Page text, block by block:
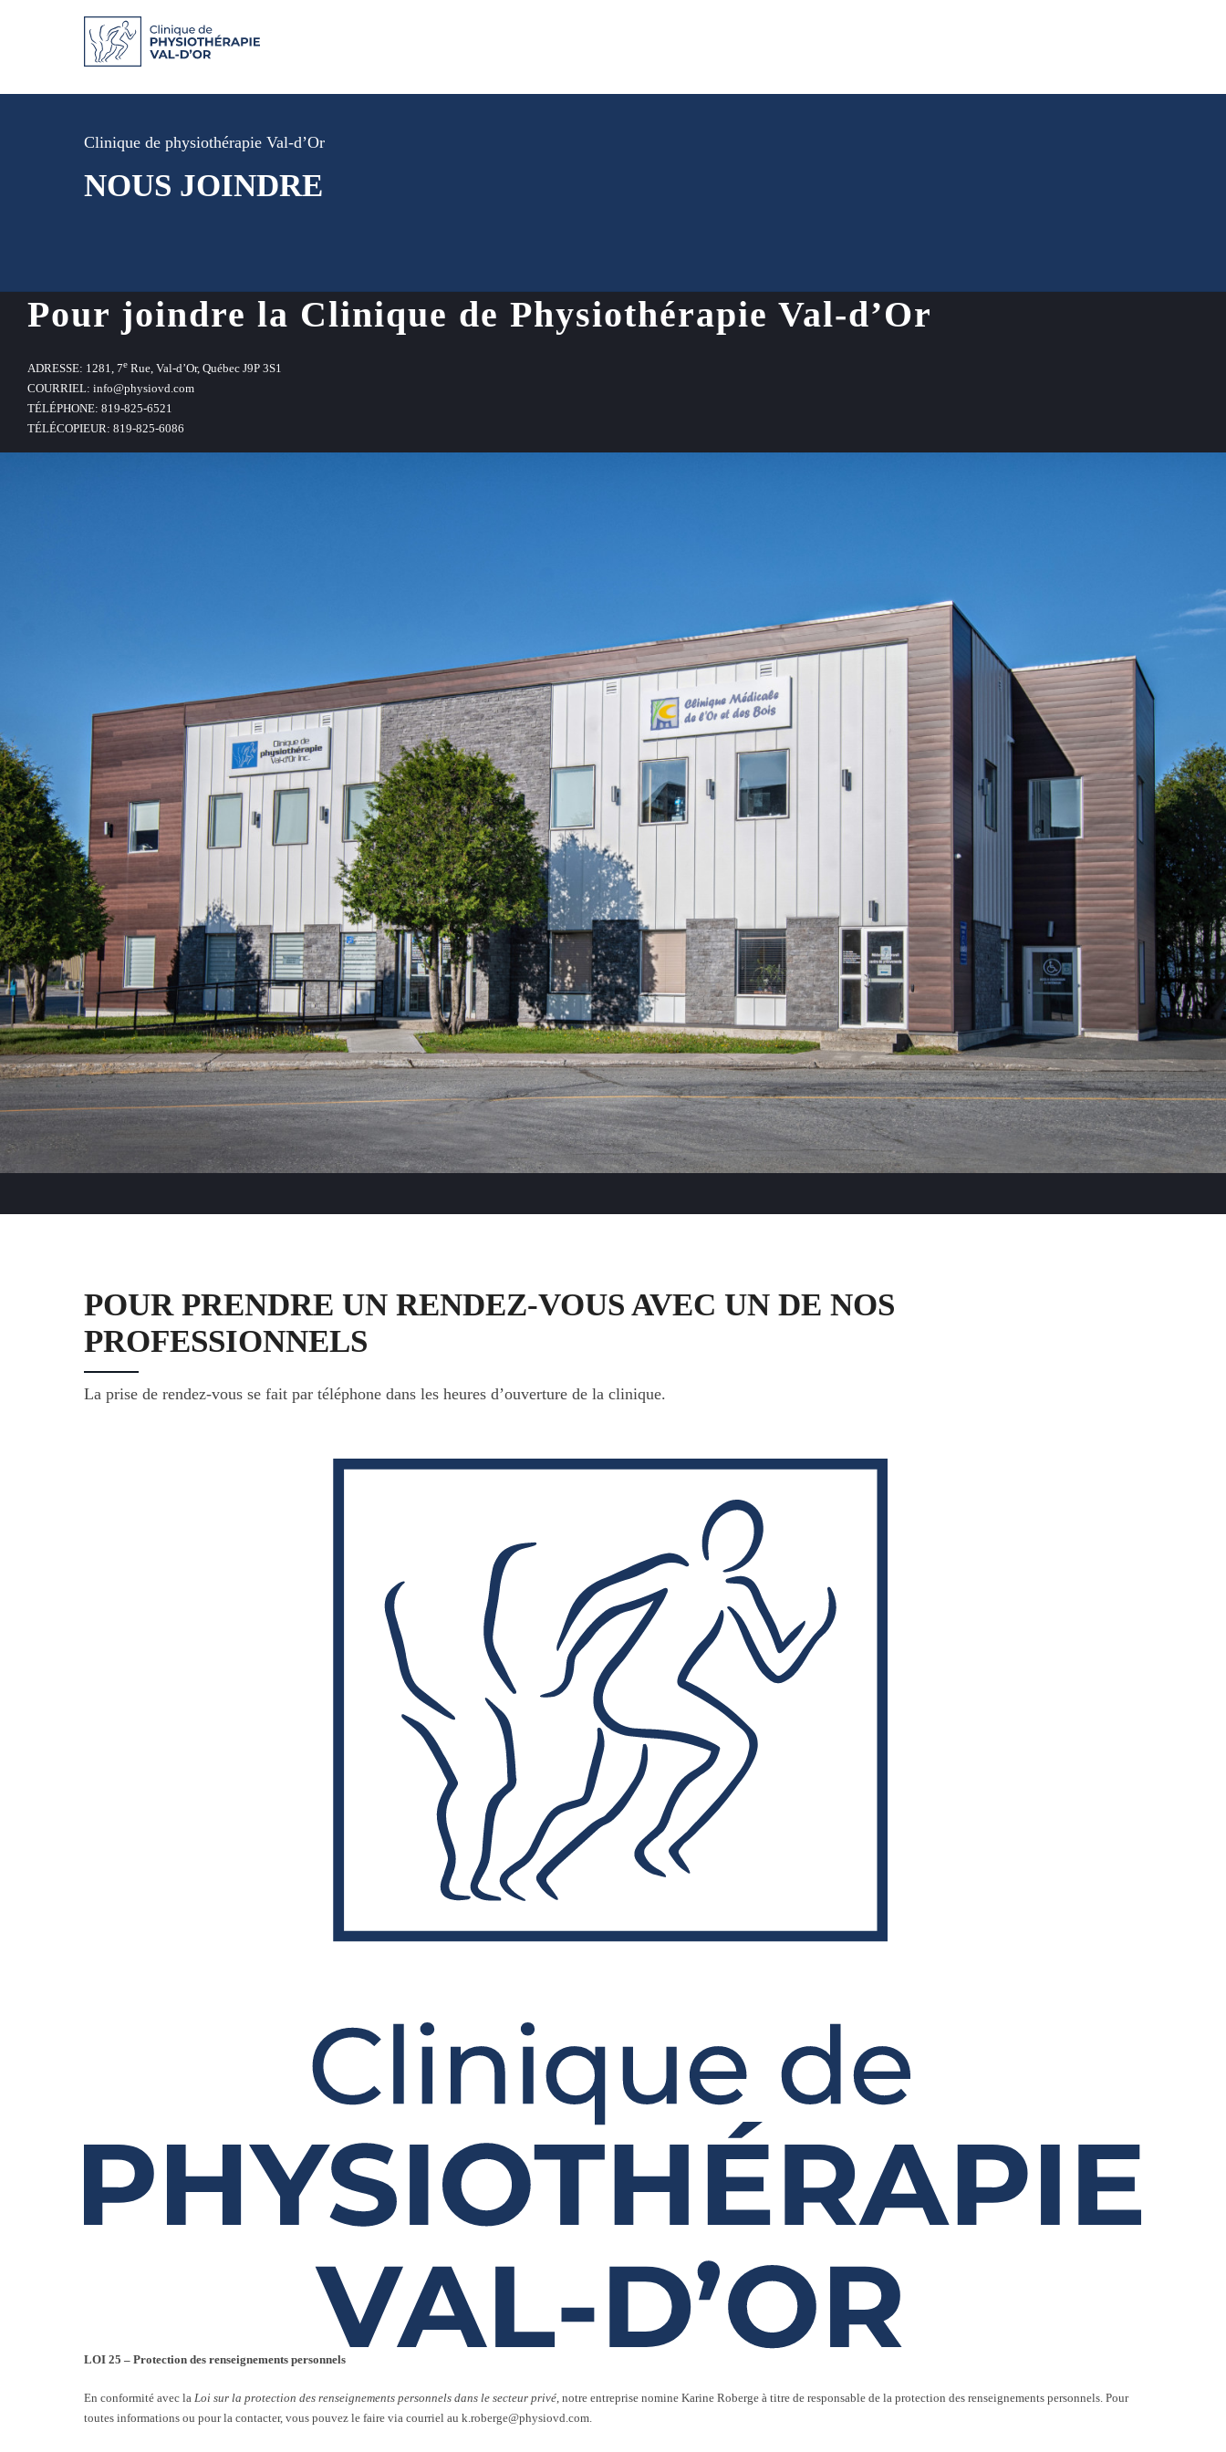
Clinique de physiothérapie Val-d’Or
NOUS JOINDRE
Pour joindre la Clinique de Physiothérapie Val-d’Or
ADRESSE: 1281, 7e Rue, Val-d’Or, Québec J9P 3S1
COURRIEL: info@physiovd.com
TÉLÉPHONE: 819-825-6521
TÉLÉCOPIEUR: 819-825-6086
POUR PRENDRE UN RENDEZ-VOUS AVEC UN DE NOS
PROFESSIONNELS
La prise de rendez-vous se fait par téléphone dans les heures d’ouverture de la clinique.
LOI 25 – Protection des renseignements personnels
En conformité avec la Loi sur la protection des renseignements personnels dans le secteur privé, notre entreprise nomine Karine Roberge à titre de responsable de la protection des renseignements personnels. Pour
toutes informations ou pour la contacter, vous pouvez le faire via courriel au k.roberge@physiovd.com.